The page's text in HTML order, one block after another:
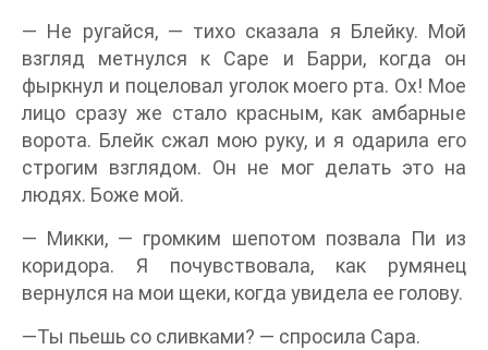
— Не ругайся, — тихо сказала я Блейку. Мой
взгляд метнулся к Саре и Барри, когда он
фыркнул и поцеловал уголок моего рта. Ох! Мое
лицо сразу же стало красным, как амбарные
ворота. Блейк сжал мою руку, и я одарила его
строгим взглядом. Он не мог делать это на
людях. Боже мой.
— Микки, — громким шепотом позвала Пи из
коридора. Я почувствовала, как румянец
вернулся на мои щеки, когда увидела ее голову.
—Ты пьешь со сливками? — спросила Сара.